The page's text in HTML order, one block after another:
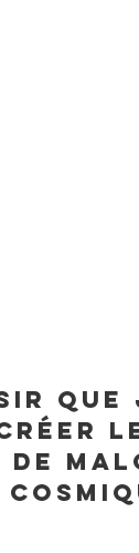
que
créer